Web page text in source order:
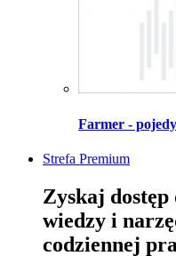
Farmer -
Strefa Premium
Zyskaj
wiedzy i
codziennej